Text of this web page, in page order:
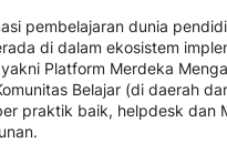
pembelajaran dunia
di dalam ekosistem
Platform Merdeka
Belajar (di daerah
praktik baik, helpdesk dan